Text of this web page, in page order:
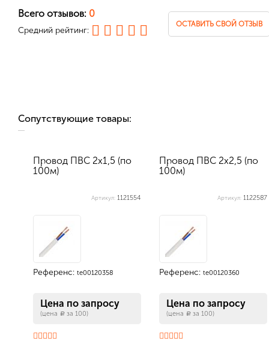
Всего отзывов: 0
Средний рейтинг:
ОСТАВИТЬ СВОЙ ОТЗЫВ
Сопутствующие товары:
Провод ПВС 2х1,5 (по
100м)
Артикул: 1121554
Референс: te00120358
Цена по запросу
(цена a за 100)
Провод ПВС 2х2,5 (по
100м)
Артикул: 1122587
Референс: te00120360
Цена по запросу
(цена a за 100)